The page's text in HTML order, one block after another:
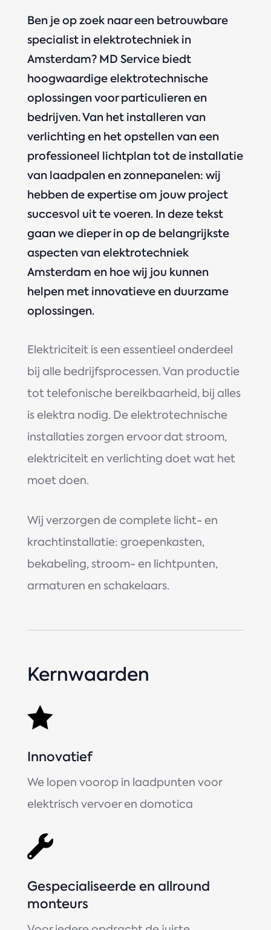
Ben je op zoek naar een betrouwbare
specialist in elektrotechniek in
Amsterdam? MD Service biedt
hoogwaardige elektrotechnische
oplossingen voor particulieren en
bedrijven. Van het installeren van
verlichting en het opstellen van een
professioneel lichtplan tot de installatie
van laadpalen en zonnepanelen: wij
hebben de expertise om jouw project
succesvol uit te voeren. In deze tekst
gaan we dieper in op de belangrijkste
aspecten van elektrotechniek
Amsterdam en hoe wij jou kunnen
helpen met innovatieve en duurzame
oplossingen.
Elektriciteit is een essentieel onderdeel
bij alle bedrijfsprocessen. Van productie
tot telefonische bereikbaarheid, bij alles
is elektra nodig. De elektrotechnische
installaties zorgen ervoor dat stroom,
elektriciteit en verlichting doet wat het
moet doen.
Wij verzorgen de complete licht- en
krachtinstallatie: groepenkasten,
bekabeling, stroom- en lichtpunten,
armaturen en schakelaars.
Kernwaarden

Innovatief
We lopen voorop in laadpunten voor
elektrisch vervoer en domotica

Gespecialiseerde en allround
monteurs